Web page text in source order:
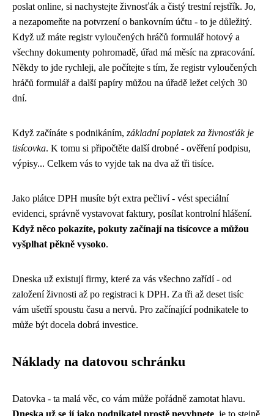
poslat online, si nachystejte živnosťák a čistý trestní rejstřík. Jo,
a nezapomeňte na potvrzení o bankovním účtu - to je důležitý.
Když už máte registr vyloučených hráčů formulář hotový a
všechny dokumenty pohromadě, úřad má měsíc na zpracování.
Někdy to jde rychleji, ale počítejte s tím, že registr vyloučených
hráčů formulář a další papíry můžou na úřadě ležet celých 30
dní.
Když začínáte s podnikáním, základní poplatek za živnosťák je
tisícovka. K tomu si připočtěte další drobné - ověření podpisu,
výpisy... Celkem vás to vyjde tak na dva až tři tisíce.
Jako plátce DPH musíte být extra pečliví - vést speciální
evidenci, správně vystavovat faktury, posílat kontrolní hlášení.
Když něco pokazíte, pokuty začínají na tisícovce a můžou
vyšplhat pěkně vysoko.
Dneska už existují firmy, které za vás všechno zařídí - od
založení živnosti až po registraci k DPH. Za tři až deset tisíc
vám ušetří spoustu času a nervů. Pro začínající podnikatele to
může být docela dobrá investice.
Náklady na datovou schránku
Datovka - ta malá věc, co vám může pořádně zamotat hlavu.
Dneska už se jí jako podnikatel prostě nevyhnete , je to stejně